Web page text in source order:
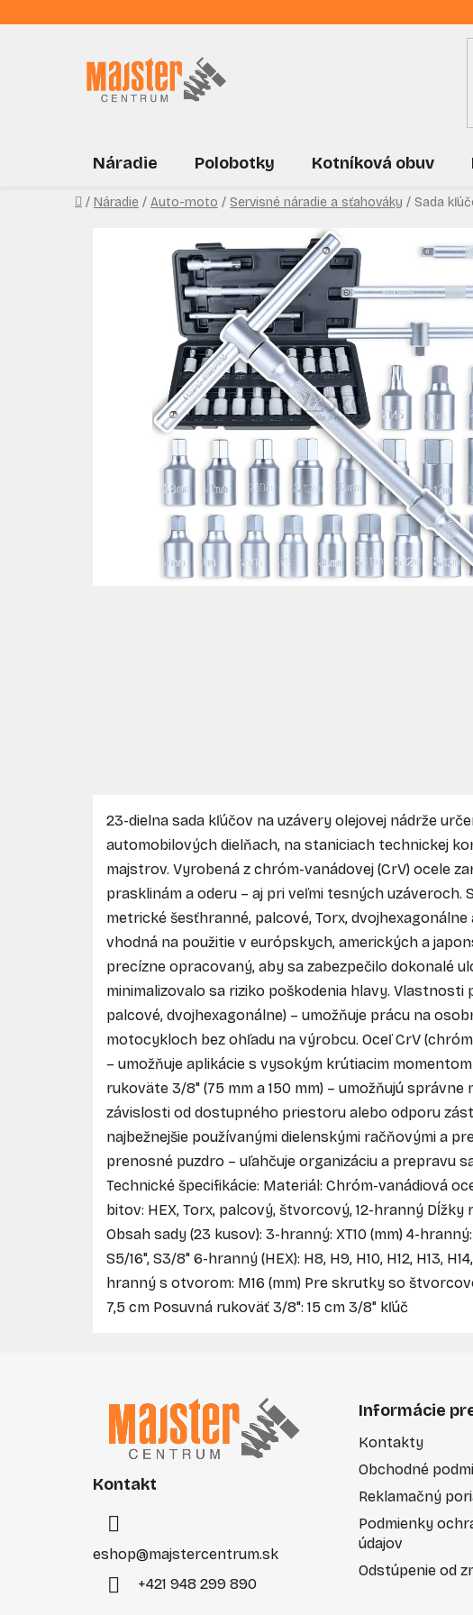
na
Náradie Polobotky Kotníková obuv
Domov
/ Náradie / Auto-moto / Servisné náradie a sťahováky / Sada
23-dielna sada kľúčov na uzávery olejovej nádrže
automobilových dielňach, na staniciach technickej
majstrov. Vyrobená z chróm-vanádovej (CrV) ocele
prasklinám a oderu – aj pri veľmi tesných uzáveroch.
metrické šesťhranné, palcové, Torx,
vhodná na použitie v európskych, amerických a
precízne opracovaný, aby sa zabezpečilo dokonalé
minimalizovalo sa riziko poškodenia hlavy. Vlastnosti
palcové, dvojhexagonálne) – umožňuje prácu na
motocykloch bez ohľadu na výrobcu. Oceľ CrV
– umožňuje aplikácie s vysokým krútiacim
rukoväte 3/8" (75 mm a 150 mm) – umožňujú
závislosti od dostupného priestoru alebo odporu
najbežnejšie používanými dielenskými račňovými a
prenosné puzdro – uľahčuje organizáciu a prepravu
Technické špecifikácie: Materiál: Chróm-vanádiová
bitov: HEX, Torx, palcový, štvorcový, 12-hranný Dĺžky
Obsah sady (23 kusov): 3-hranný: XT10 (mm) 4-hranný:
S5/16", S3/8" 6-hranný (HEX): H8, H9, H10, H12, H13,
hranný s otvorom: M16 (mm) Pre skrutky so
7,5 cm Posuvná rukoväť 3/8": 15 cm 3/8" kľúč
Kontakt
eshop@majstercentrum.sk
+421 948 299 890
Informácie
Kontakty
Obchodné
Reklamačný
Podmienky
údajov
Odstúpenie od